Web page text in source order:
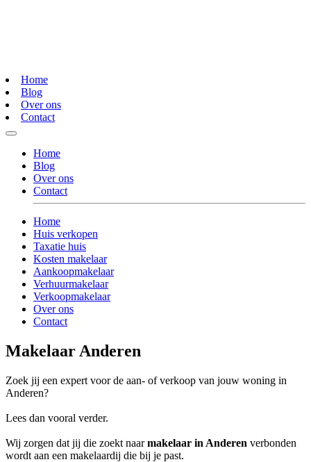
Home
Blog
Over ons
Contact
Home
Blog
Over ons
Contact
Home
Huis verkopen
Taxatie huis
Kosten makelaar
Aankoopmakelaar
Verhuurmakelaar
Verkoopmakelaar
Over ons
Contact
Makelaar Anderen
Zoek jij een expert voor de aan- of verkoop van jouw woning in
Anderen?
Lees dan vooral verder.
Wij zorgen dat jij die zoekt naarmakelaar in Anderen verbonden
wordt aan een makelaardij die bij je past.